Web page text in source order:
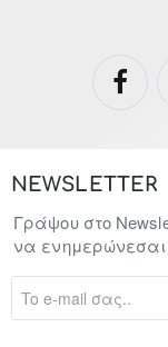
NEWSLETTER
Γράψου στο
να